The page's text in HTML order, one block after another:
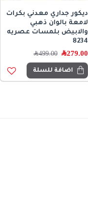
ديكور جداري معدني بكرات
لامعة بالوان ذهبي
والابيض بلمسات عصريه
8234
279.00﷼ 499.00﷼
اضافة للسلة